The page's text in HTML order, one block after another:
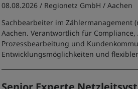
08.08.2026 / Regionetz GmbH / Aachen
Sachbearbeiter im Zählermanagement
Aachen. Verantwortlich für
Prozessbearbeitung und
Entwicklungsmöglichkeiten und